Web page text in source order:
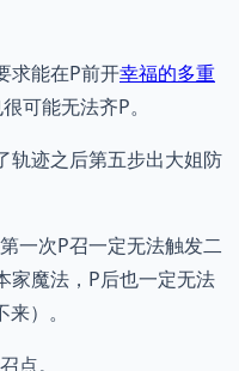
求能在P前开幸福的多重
可能无法齐P。
轨迹之后第五步出大姐防
一次P召一定无法触发二
家魔法，P后也一定无法
）。
点。